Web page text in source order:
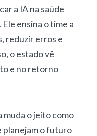
a IA na saúde
ensina o time a
reduzir erros e
o estado vê
e no retorno
muda o jeito como
planejam o futuro